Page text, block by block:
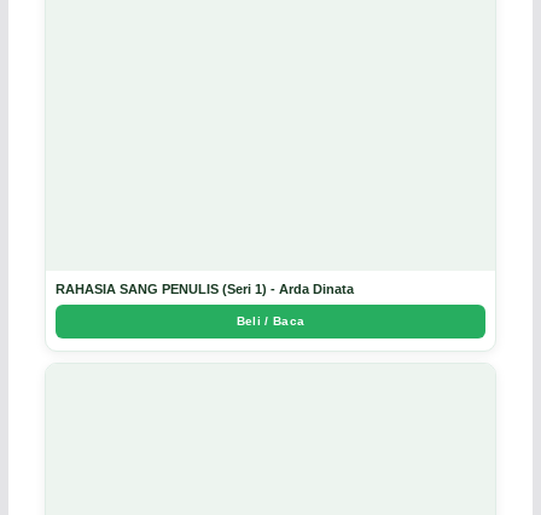
RAHASIA SANG PENULIS (Seri 1) - Arda Dinata
Beli / Baca